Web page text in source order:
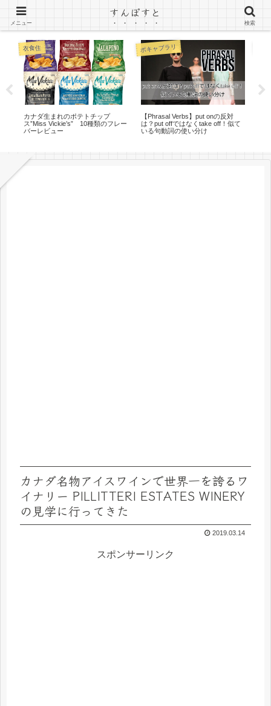
カナダ（トロント）ワーホリのブログ
衣食住
カナダ生まれのポテトチップ
ス”Miss Vickie’s” 10種類のフレー
バーレビュー
ボキャブラリ
【Phrasal Verbs】put onの反対
は？put offではなくtake off！似て
いる句動詞の使い分け
カナダ名物アイスワインで世界一を誇るワ
イナリー PILLITTERI ESTATES WINERY
の見学に行ってきた
2019.03.14
スポンサーリンク
メニュー
すんぽすと
検索